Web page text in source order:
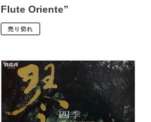
Flute Oriente”
通
常
格
¥1,980
売り切れ
Hozan
Yamamoto,
Tadao
Sawai